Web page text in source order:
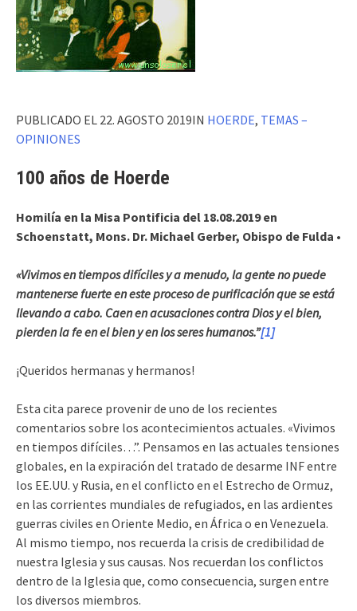
PUBLICADO EL 22. AGOSTO 2019IN HOERDE, TEMAS –
OPINIONES
100 años de Hoerde
Homilía en la Misa Pontificia del 18.08.2019 en
Schoenstatt, Mons. Dr. Michael Gerber, Obispo de Fulda •
«Vivimos en tiempos difíciles y a menudo, la gente no puede
mantenerse fuerte en este proceso de purificación que se está
llevando a cabo. Caen en acusaciones contra Dios y el bien,
pierden la fe en el bien y en los seres humanos.”[1]
¡Queridos hermanas y hermanos!
Esta cita parece provenir de uno de los recientes
comentarios sobre los acontecimientos actuales. «Vivimos
en tiempos difíciles…”. Pensamos en las actuales tensiones
globales, en la expiración del tratado de desarme INF entre
los EE.UU. y Rusia, en el conflicto en el Estrecho de Ormuz,
en las corrientes mundiales de refugiados, en las ardientes
guerras civiles en Oriente Medio, en África o en Venezuela.
Al mismo tiempo, nos recuerda la crisis de credibilidad de
nuestra Iglesia y sus causas. Nos recuerdan los conflictos
dentro de la Iglesia que, como consecuencia, surgen entre
los diversos miembros.